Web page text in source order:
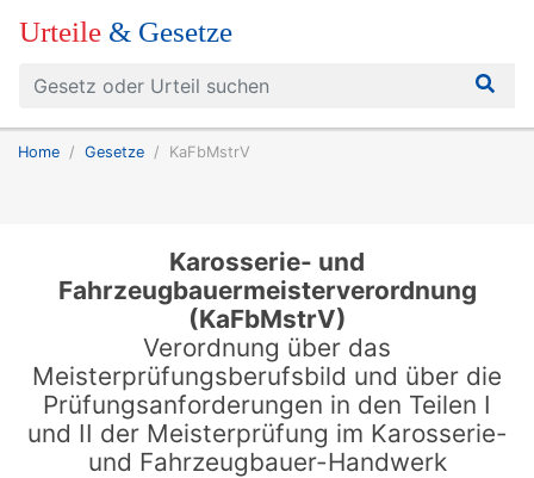
Urteile & Gesetze
Home Gesetze KaFbMstrV
Karosserie- und
Fahrzeugbauermeisterverordnung
(KaFbMstrV)
Verordnung über das
Meisterprüfungsberufsbild und über die
Prüfungsanforderungen in den Teilen I
und II der Meisterprüfung im Karosserie-
und Fahrzeugbauer-Handwerk